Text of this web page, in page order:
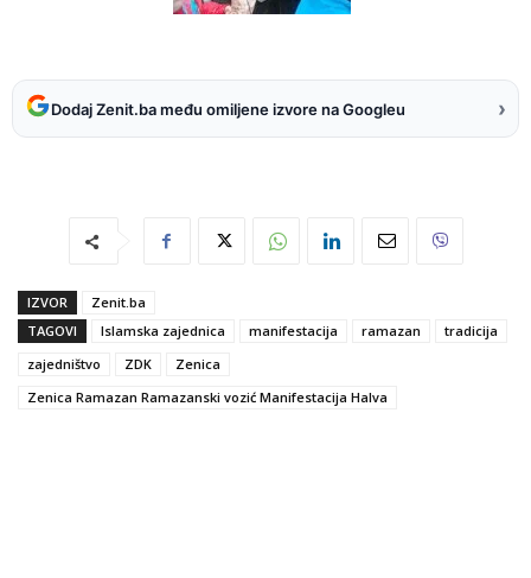
Dodaj Zenit.ba među omiljene izvore na Googleu ›
IZVOR
Zenit.ba
TAGOVI
Islamska zajednica manifestacija ramazan
tradicija
zajedništvo
ZDK
Zenica
Zenica Ramazan Ramazanski vozić Manifestacija Halva